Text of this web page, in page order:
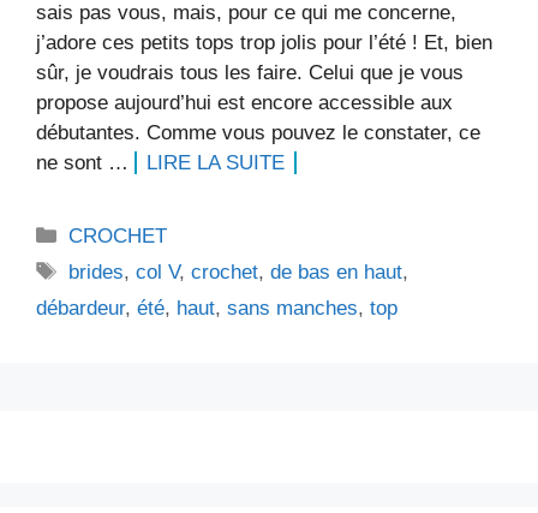
sais pas vous, mais, pour ce qui me concerne,
j’adore ces petits tops trop jolis pour l’été ! Et, bien
sûr, je voudrais tous les faire. Celui que je vous
propose aujourd’hui est encore accessible aux
débutantes. Comme vous pouvez le constater, ce
ne sont …
LIRE LA SUITE
Catégories
CROCHET
Étiquettes
brides,col V,crochet,de bas en haut,
débardeur, été, haut, sans manches, top